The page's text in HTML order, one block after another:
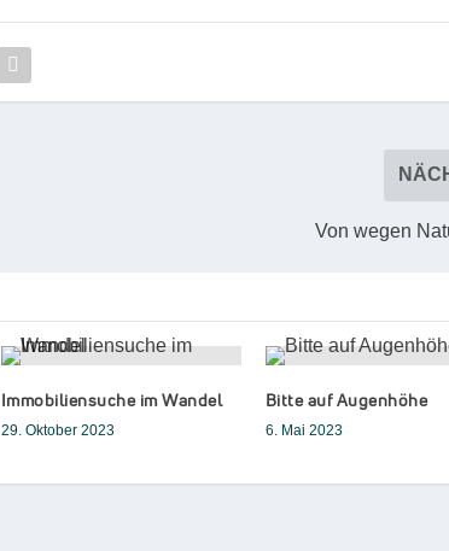
Von wegen
Immobiliensuche im Wandel
29. Oktober 2023
Bitte auf Augenhöhe
6. Mai 2023